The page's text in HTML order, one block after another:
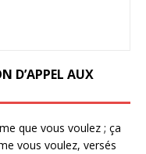
D’APPEL AUX
que vous voulez ; ça
vous voulez, versés